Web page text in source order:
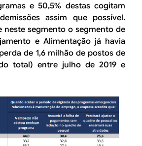
e 50,5% destas cogitam
assim que possível.
neste segmento o segmento de
e Alimentaçãojá havia
de 1,6 milhão de postos de
total) entre julho de 2019 e